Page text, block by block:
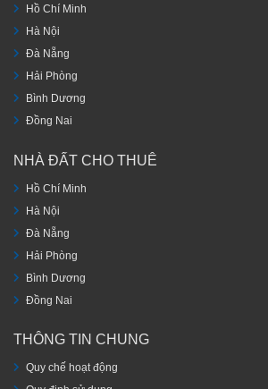
Hồ Chí Minh
Hà Nội
Đà Nẵng
Hải Phòng
Bình Dương
Đồng Nai
NHÀ ĐẤT CHO THUÊ
Hồ Chí Minh
Hà Nội
Đà Nẵng
Hải Phòng
Bình Dương
Đồng Nai
THÔNG TIN CHUNG
Quy chế hoạt động